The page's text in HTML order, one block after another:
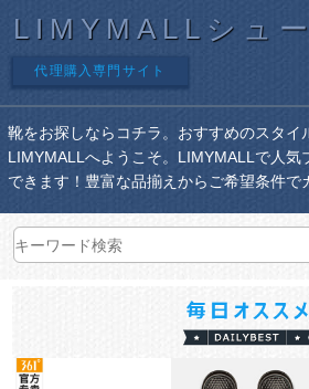
LIMYMALLシュ
代理購入専門サイト
靴をお探しならコチラ。おすすめのスタイ
LIMYMALLへようこそ。LIMYMALLで人気
できます！豊富な品揃えからご希望条件で